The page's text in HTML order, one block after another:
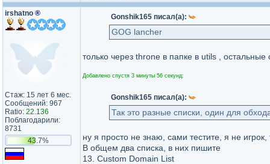
irshatno ®
Стаж: 15 лет 6 мес.
Сообщений: 967
Ratio: 22.136
Поблагодарили:
8731
43.7%
Gonshik165 писал(а):
GOG lancher
только через throne в папке в utils ,
Добавлено спустя 3 минуты 56 секунд:
Gonshik165 писал(а):
Так это разные списки, один для
ну я просто не знаю, сами тестите, я не игрок,
В общем два списка, в них пишите
13. Custom Domain List